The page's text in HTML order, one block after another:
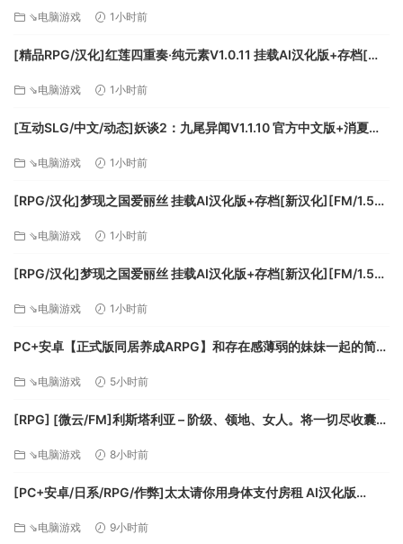
如果您收集到一定数量的黄金或灵魂，您可以将它们兑换成
Jalecoins 并能够玩更多的角色。
您还可以收集 Jalecoins 来解锁歌曲或游戏文件
您可以欣赏 JaJaMaru 经典中的旧 BGM 或享受这个新标题的新
还有一些游戏文件只能在这个游戏中看到。
《茶茶丸的妖怪大决战+地狱》是一款2D动作游戏。这是
制。
⇘电脑游戏 1小时前
[精品RPG/汉化]红莲四重奏·纯元素V1.0.11 挂载AI汉化版+存档[更
⇘电脑游戏 1小时前
[互动SLG/中文/动态]妖谈2：九尾异闻V1.1.10 官方中文版+消夏节
⇘电脑游戏 1小时前
[RPG/汉化]梦现之国爱丽丝 挂载AI汉化版+存档[新汉化][FM/1.5G/
⇘电脑游戏 1小时前
[RPG/汉化]梦现之国爱丽丝 挂载AI汉化版+存档[新汉化][FM/1.5G/
⇘电脑游戏 1小时前
PC+安卓【正式版同居养成ARPG】和存在感薄弱的妹妹一起的简单
簡単生活【3.3G】百度/迅雷/UC/夸克
⇘电脑游戏 5小时前
[RPG] [微云/FM]利斯塔利亚 – 阶级、领地、女人。将一切尽收囊中
⇘电脑游戏 8小时前
[PC+安卓/日系/RPG/作弊]太太请你用身体支付房租 AI汉化版
⇘电脑游戏 9小时前